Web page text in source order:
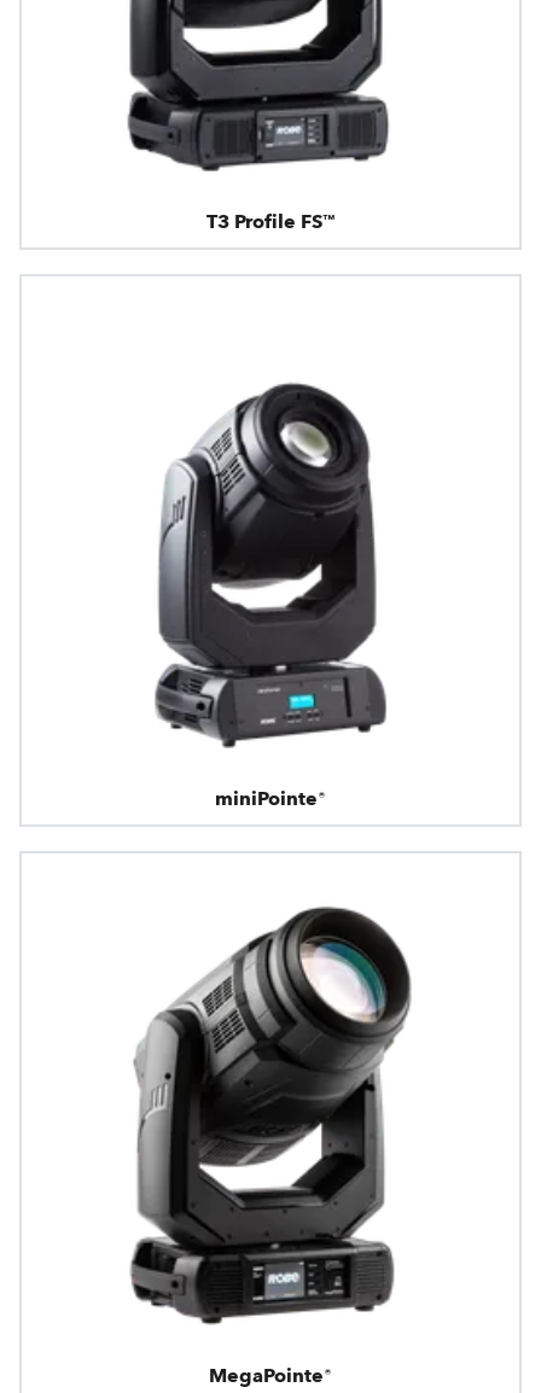
T3 Profile FS™
miniPointe®
MegaPointe®